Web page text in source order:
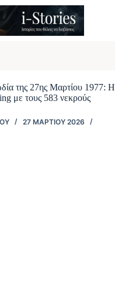
της 27ης Μαρτίου 1977: Η
με τους 583 νεκρούς
27 ΜΑΡΤΊΟΥ 2026